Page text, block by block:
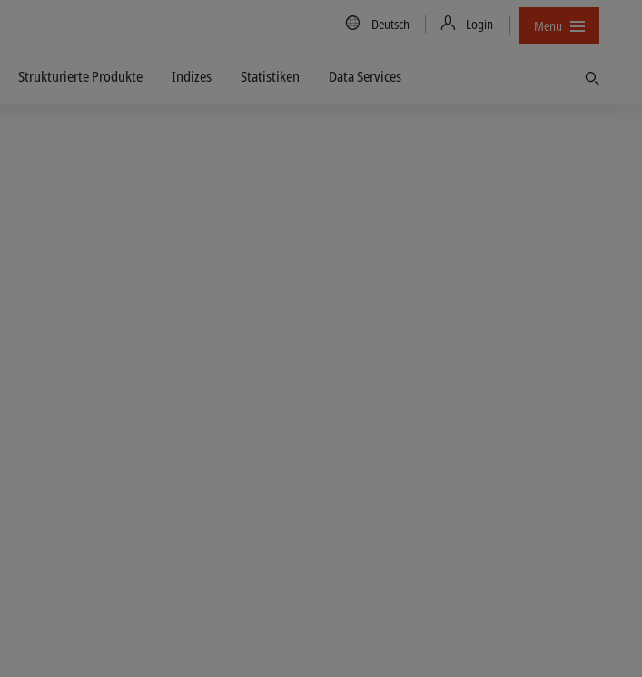
Country/Language
Deutsch Login Menu
Strukturierte Produkte Indizes Statistiken Data Services